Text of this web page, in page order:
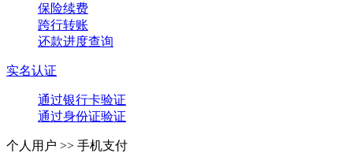
保险续费
跨行转账
还款进度查询
实名认证
通过银行卡验证
通过身份证验证
个人用户 >> 手机支付